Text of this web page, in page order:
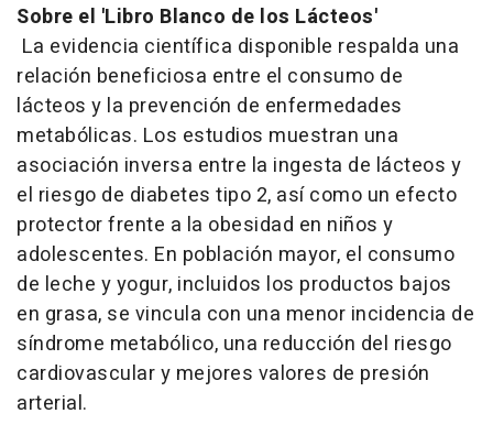
Sobre el 'Libro Blanco de los Lácteos'
La evidencia científica disponible respalda una
relación beneficiosa entre el consumo de
lácteos y la prevención de enfermedades
metabólicas. Los estudios muestran una
asociación inversa entre la ingesta de lácteos y
el riesgo de diabetes tipo 2, así como un efecto
protector frente a la obesidad en niños y
adolescentes. En población mayor, el consumo
de leche y yogur, incluidos los productos bajos
en grasa, se vincula con una menor incidencia de
síndrome metabólico, una reducción del riesgo
cardiovascular y mejores valores de presión
arterial.